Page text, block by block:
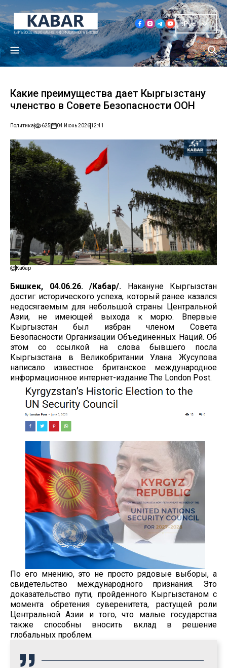
Рус
Какие преимущества дает Кыргызстану
членство в Совете Безопасности ООН
Политика 625 04 Июнь 202612:41
Кабар
Бишкек, 04.06.26. /Кабар/. Накануне Кыргызстан
достиг исторического успеха, который ранее казался
недосягаемым для небольшой страны Центральной
Азии, не имеющей выхода к морю. Впервые
Кыргызстан был избран членом Совета
Безопасности Организации Объединенных Наций. Об
этом со ссылкой на слова бывшего посла
Кыргызстана в Великобритании Улана Жусупова
написало известное британское международное
информационное интернет-издание The London Post.
По его мнению, это не просто рядовые выборы, а
свидетельство международного признания. Это
доказательство пути, пройденного Кыргызстаном с
момента обретения суверенитета, растущей роли
Центральной Азии и того, что малые государства
также способны вносить вклад в решение
глобальных проблем.